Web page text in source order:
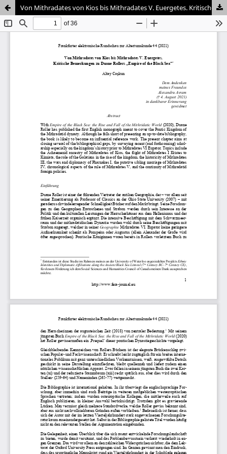
Von Mithradates von Kios bis Mithradates V. Euergetes. Kritische Bemerkungen zu Duane Rollers „Empire of the Black Sea“